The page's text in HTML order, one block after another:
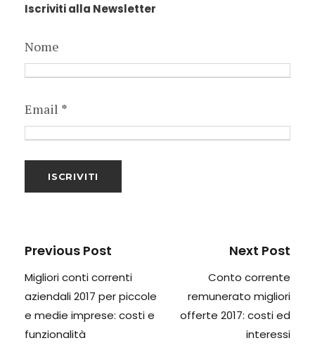
Iscriviti alla Newsletter
Nome
Email *
Previous Post
Migliori conti correnti
aziendali 2017 per piccole
e medie imprese: costi e
funzionalità
Next Post
Conto corrente
remunerato migliori
offerte 2017: costi ed
interessi